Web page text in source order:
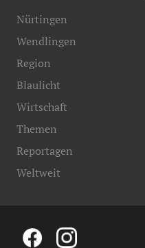
Nürtingen
Wendlingen
Region
Blaulicht
Wirtschaft
Themen
Reportagen
Weltweit